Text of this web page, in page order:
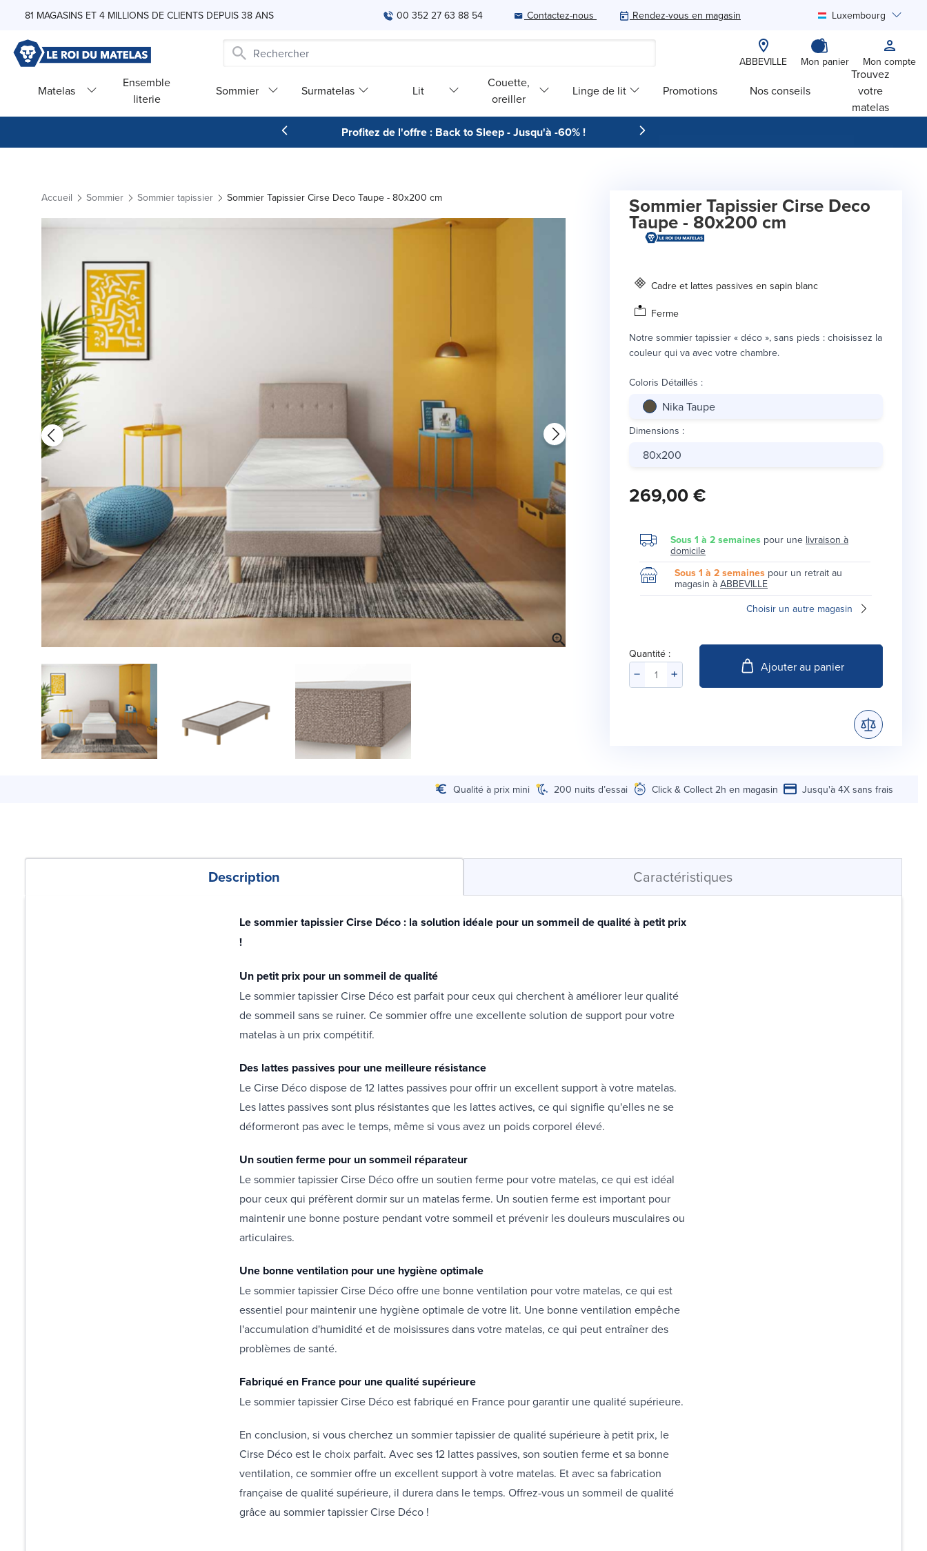
81 MAGASINS ET 4 MILLIONS DE CLIENTS DEPUIS 38 ANS 00 352 27 63 88 54 Contactez-nous Rendez-vous en magasin Luxembourg
ABBEVILLE Mon panier Mon compte
Matelas
Ensemble
literie
Sommier Surmatelas Lit
Couette,
oreiller
Linge de lit Promotions Nos conseils
Trouvez
votre
matelas
Profitez de l'offre : Back to Sleep - Jusqu'à -60% !
Accueil Sommier Sommier tapissier Sommier Tapissier Cirse Deco Taupe - 80x200 cm Sommier Tapissier Cirse Deco
Taupe - 80x200 cm
Cadre et lattes passives en sapin blanc
Ferme
Notre sommier tapissier « déco », sans pieds : choisissez la
couleur qui va avec votre chambre.
Coloris Détaillés :
Nika Taupe
Dimensions :
80x200
269,00 €
Sous 1 à 2 semaines pour une livraison à
domicile
Sous 1 à 2 semaines pour un retrait au
magasin à ABBEVILLE
Choisir un autre magasin
Quantité :
Ajouter au panier
Qualité à prix mini 200 nuits d’essai Click & Collect 2h en magasin Jusqu'à 4X sans frais
Description Caractéristiques
Le sommier tapissier Cirse Déco : la solution idéale pour un sommeil de qualité à petit prix
!
Un petit prix pour un sommeil de qualité
Le sommier tapissier Cirse Déco est parfait pour ceux qui cherchent à améliorer leur qualité
de sommeil sans se ruiner. Ce sommier offre une excellente solution de support pour votre
matelas à un prix compétitif.
Des lattes passives pour une meilleure résistance
Le Cirse Déco dispose de 12 lattes passives pour offrir un excellent support à votre matelas.
Les lattes passives sont plus résistantes que les lattes actives, ce qui signifie qu'elles ne se
déformeront pas avec le temps, même si vous avez un poids corporel élevé.
Un soutien ferme pour un sommeil réparateur
Le sommier tapissier Cirse Déco offre un soutien ferme pour votre matelas, ce qui est idéal
pour ceux qui préfèrent dormir sur un matelas ferme. Un soutien ferme est important pour
maintenir une bonne posture pendant votre sommeil et prévenir les douleurs musculaires ou
articulaires.
Une bonne ventilation pour une hygiène optimale
Le sommier tapissier Cirse Déco offre une bonne ventilation pour votre matelas, ce qui est
essentiel pour maintenir une hygiène optimale de votre lit. Une bonne ventilation empêche
l'accumulation d'humidité et de moisissures dans votre matelas, ce qui peut entraîner des
problèmes de santé.
Fabriqué en France pour une qualité supérieure
Le sommier tapissier Cirse Déco est fabriqué en France pour garantir une qualité supérieure.
En conclusion, si vous cherchez un sommier tapissier de qualité supérieure à petit prix, le
Cirse Déco est le choix parfait. Avec ses 12 lattes passives, son soutien ferme et sa bonne
ventilation, ce sommier offre un excellent support à votre matelas. Et avec sa fabrication
française de qualité supérieure, il durera dans le temps. Offrez-vous un sommeil de qualité
grâce au sommier tapissier Cirse Déco !